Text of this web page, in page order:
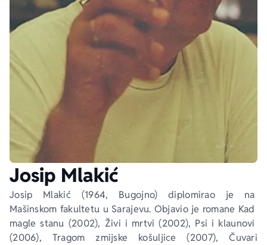
Josip Mlakić
Josip Mlakić (1964, Bugojno) diplomirao je na
Mašinskom fakultetu u Sarajevu. Objavio je romane Kad
magle stanu (2002), Živi i mrtvi (2002), Psi i klaunovi
(2006), Tragom zmijske košuljice (2007), Čuvari
Ekranizovane knjige
Za poklon
E-knjige
Autori
Poezija
Lični razvoj i popularna psihologija
Biografija
Bojan Ljubenović
Dejan Tiago-Stanković
Milica Jakovljević Mir-Jam
Peter Handke
Harlan Koben
Elif Šafak